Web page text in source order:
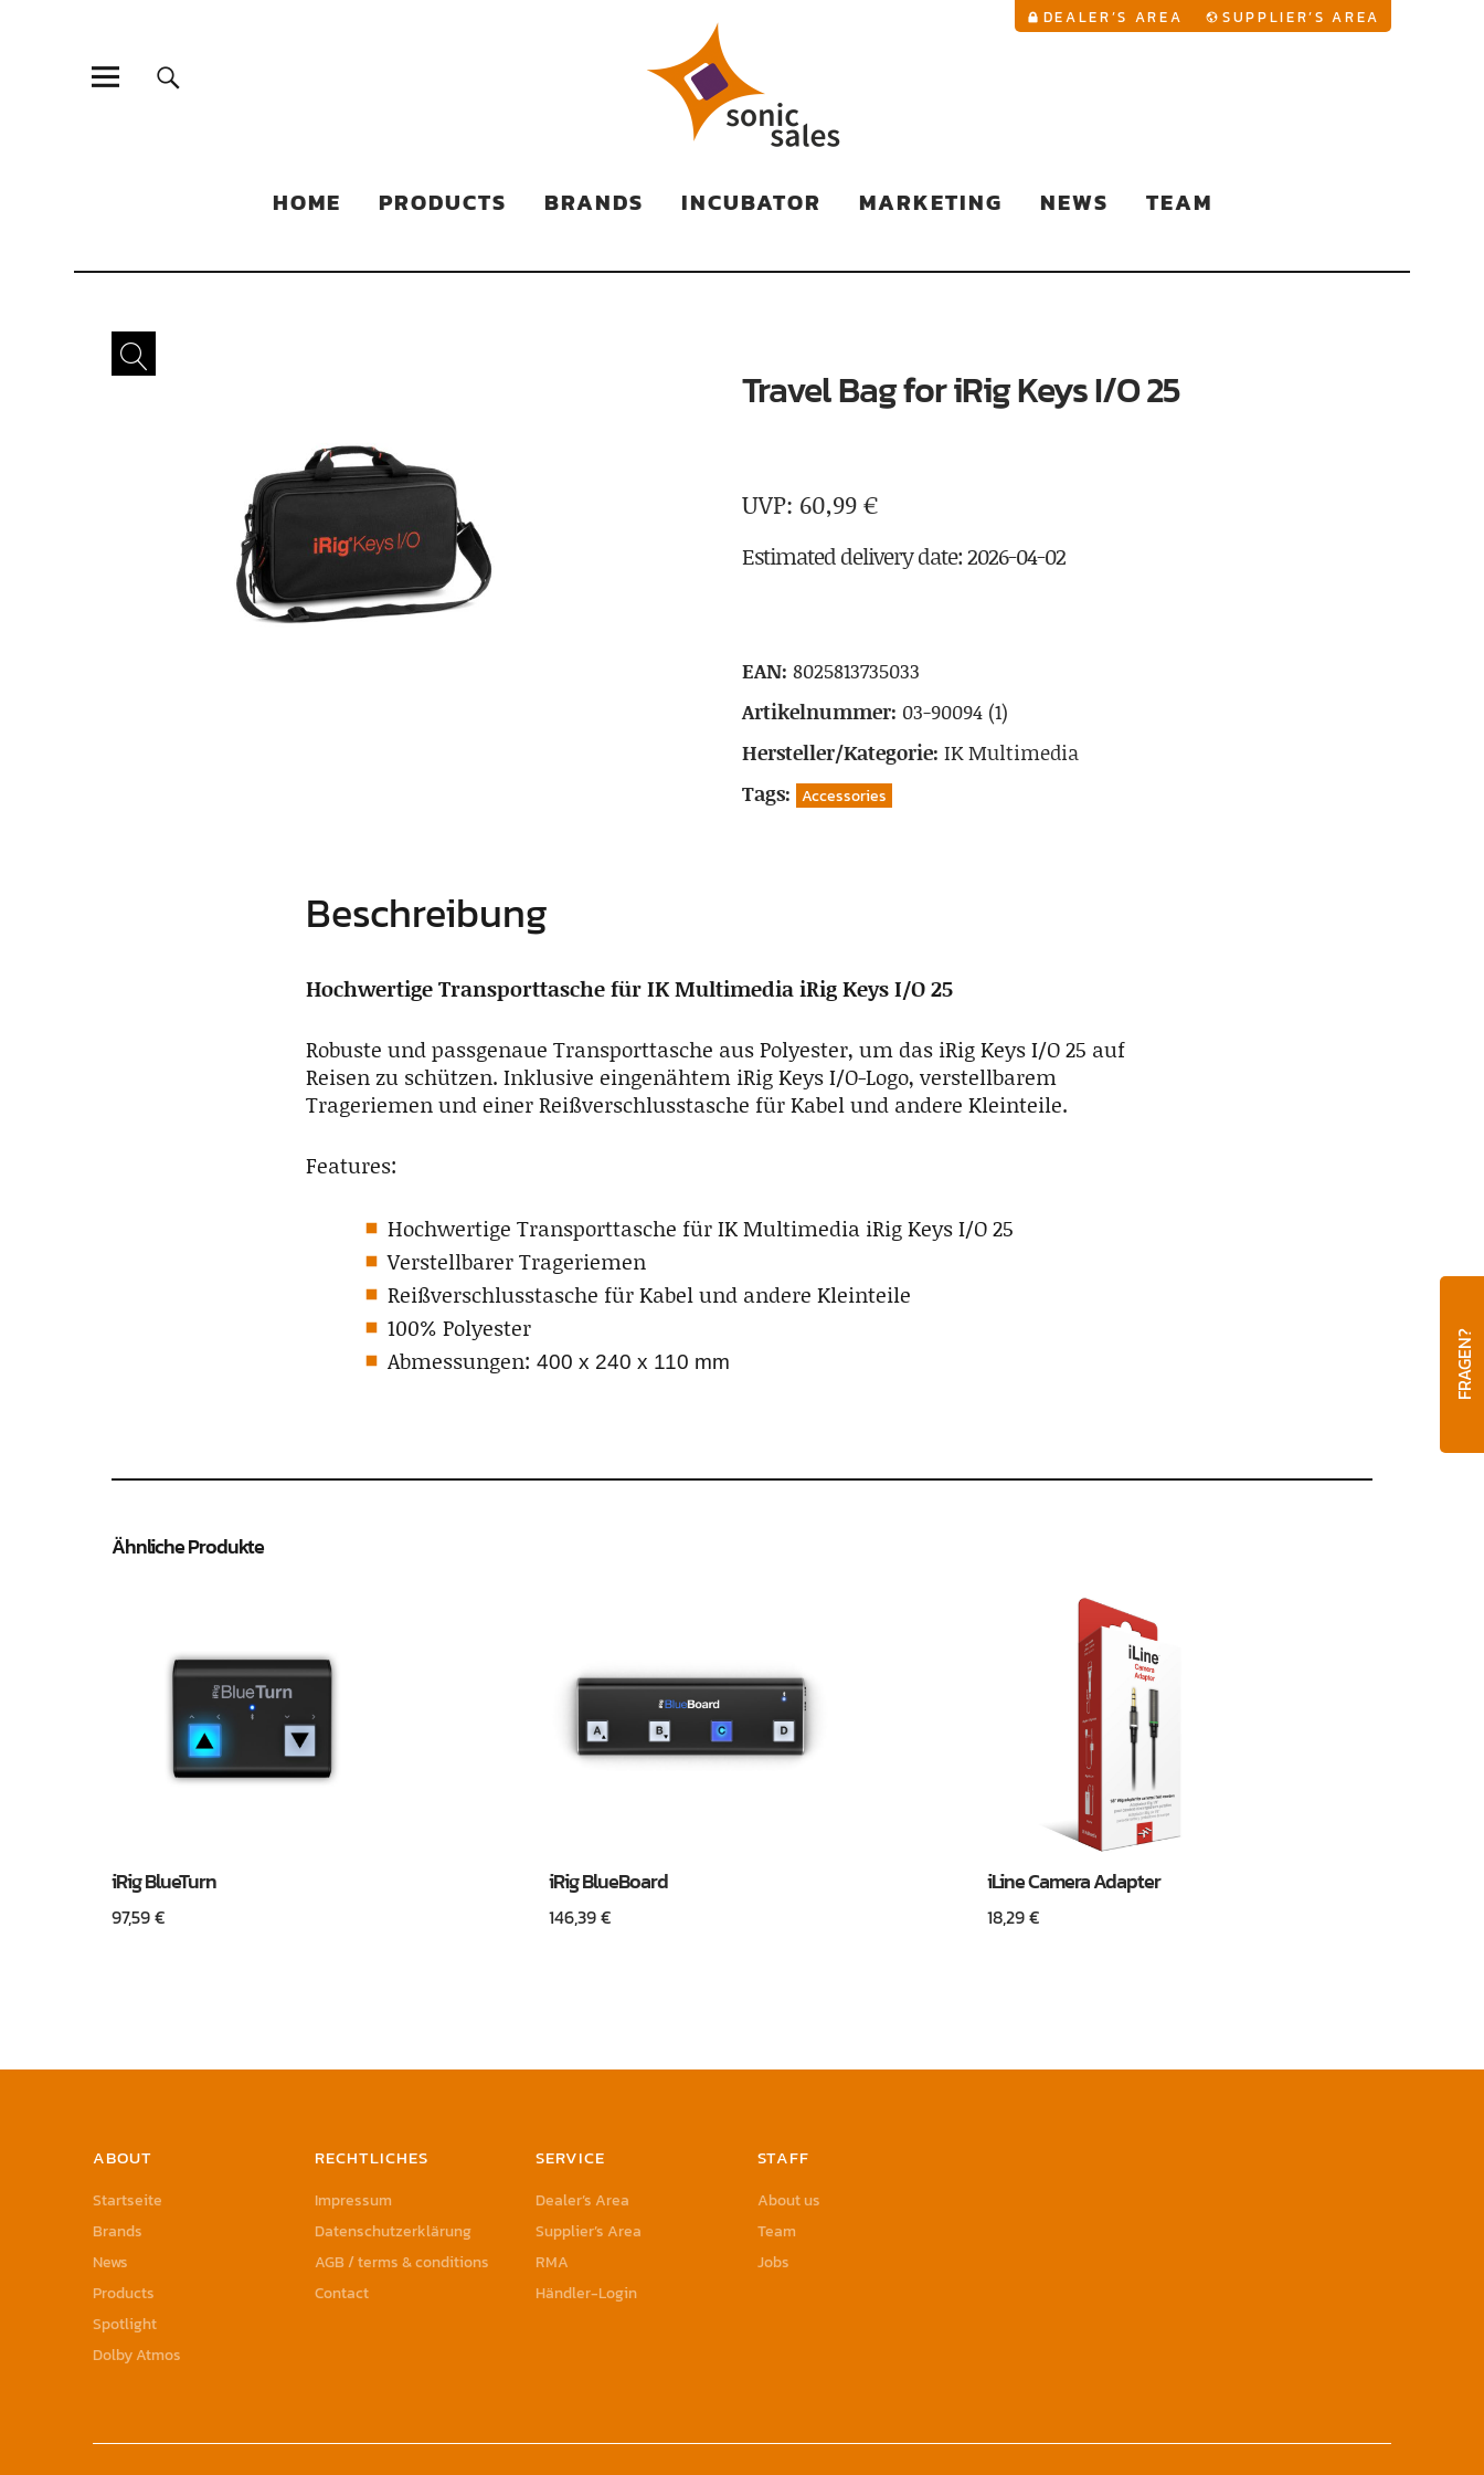
Sonic Sales
DEALER’S AREA SUPPLIER’S AREA
HOME PRODUCTS BRANDS INCUBATOR MARKETING NEWS TEAM
FRAGEN?
Travel Bag for iRig Keys I/O 25
60,99€
Estimated delivery date: 2026-04-02
EAN: 8025813735033
Artikelnummer: 03-90094 (1)
Hersteller/Kategorie: IK Multimedia
Tags: Accessories
Beschreibung
Hochwertige Transporttasche für IK Multimedia iRig Keys I/O 25
Robuste und passgenaue Transporttasche aus Polyester, um das iRig Keys I/O 25 auf
Reisen zu schützen. Inklusive eingenähtem iRig Keys I/O-Logo, verstellbarem
Trageriemen und einer Reißverschlusstasche für Kabel und andere Kleinteile.
Features:
Hochwertige Transporttasche für IK Multimedia iRig Keys I/O 25
Verstellbarer Trageriemen
Reißverschlusstasche für Kabel und andere Kleinteile
100% Polyester
Abmessungen: 400 x 240 x 110 mm
Ähnliche Produkte
iRig BlueTurn
97,59€
iRig BlueBoard
146,39€
iLine Camera Adapter
18,29€
ABOUT
Startseite
Brands
News
Products
Spotlight
Dolby Atmos
RECHTLICHES
Impressum
Datenschutzerklärung
AGB / terms & conditions
Contact
SERVICE
Dealer’s Area
Supplier’s Area
RMA
Händler-Login
STAFF
About us
Team
Jobs